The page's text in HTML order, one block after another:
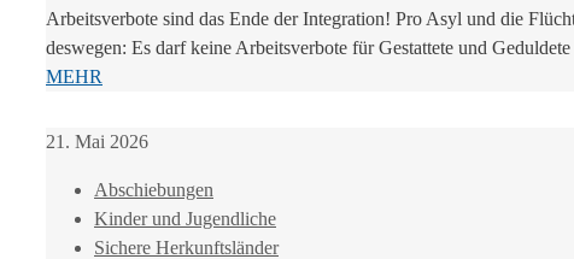
Arbeitsverbote sind das Ende der Integration! Pro Asyl und die
deswegen: Es darf keine Arbeitsverbote für Gestattete und
MEHR
21. Mai 2026
Abschiebungen
Kinder und Jugendliche
Sichere Herkunftsländer